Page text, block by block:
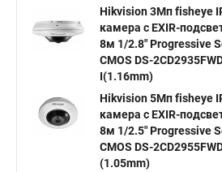
Hikvision купить Hikvision уличная
Hikvision poe
Hikvision 2 8 mm Hikvision camera
Видеонаблюдение
Hikvision 2cd2142fwd
Hikvision 3Мп fisheye
камера c EXIR-
8м 1/2.8" Progressive
CMOS DS-
I(1.16mm)
Hikvision 5Мп fisheye
камера c EXIR-
8м 1/2.5" Progressive
CMOS DS-
(1.05mm)